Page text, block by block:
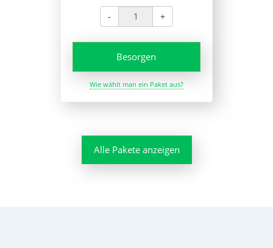
- +
Besorgen
Wie wählt man ein Paket aus?
Alle Pakete anzeigen